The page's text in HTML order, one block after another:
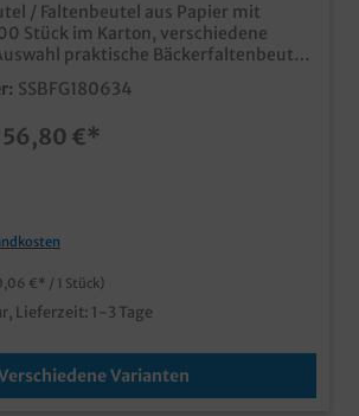
/ Faltenbeutel aus Papier mit
Stück im Karton, verschiedene
"Feel Good"
Sie sich dafür einfach an unseren
SSBFG180634
56,80 €*
€* / 1 Stück)
Lieferzeit: 1-3 Tage
Varianten